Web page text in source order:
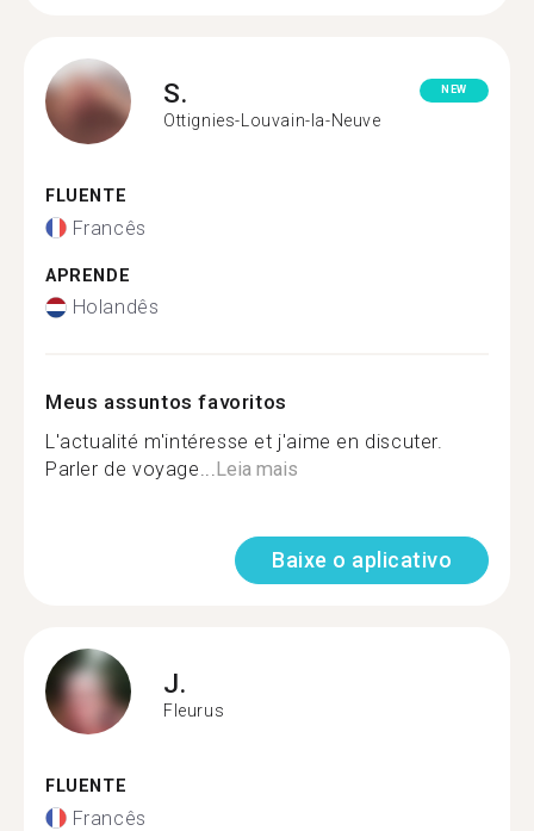
S.
Ottignies-Louvain-la-Neuve
NEW
FLUENTE
Francês
APRENDE
Holandês
Meus assuntos favoritos
L'actualité m'intéresse et j'aime en discuter.
Parler de voyage...Leia mais
Baixe o aplicativo
J.
Fleurus
FLUENTE
Francês